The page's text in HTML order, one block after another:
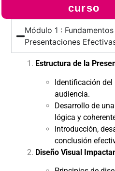
curso
Módulo 1 :
Presentaciones
Estructura de la
Identificación
audiencia.
Desarrollo de
lógica y
Introducción,
conclusión
Diseño Visual